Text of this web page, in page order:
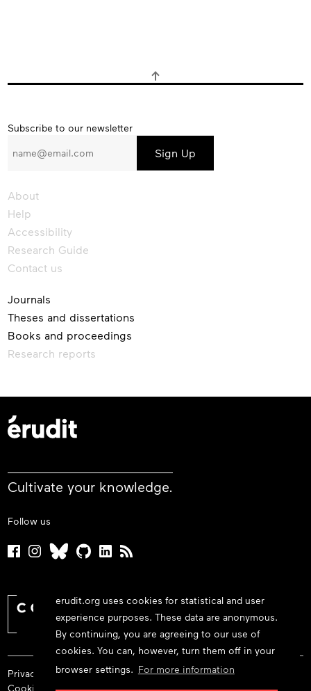
erudit.org uses cookies for statistical and user
experience purposes. These data are anonymous.
By continuing, you are agreeing to our use of
cookies. You can, however, turn them off in your
browser settings. For more information
Subscribe
our
Subscribe to our newsletter
About
Help
Accessibility
Research Guide
Contact us
Journals
Theses and dissertations
Books and proceedings
Research reports
Cultivate your knowledge.
Follow us
Privacy policy
Cookie policy